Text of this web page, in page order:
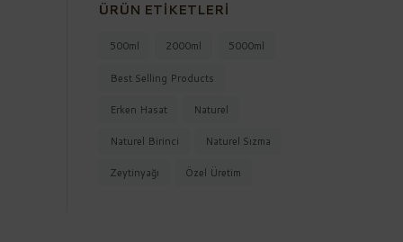
ÜRÜN ETIKETLERI
500ml 2000ml 5000ml
Best Selling Products
Erken Hasat Naturel
Naturel Birinci Naturel Sızma
Zeytinyağı Özel Üretim